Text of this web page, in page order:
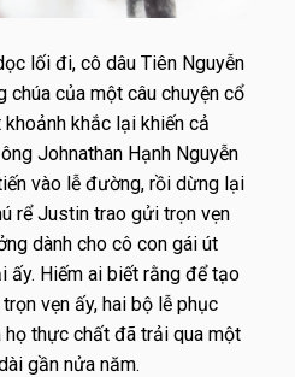
lối đi, cô dâu Tiên Nguyễn
chúa của một câu chuyện cổ
khắc lại khiến cả
Johnathan Hạnh Nguyễn
vào lễ đường, rồi dừng lại
rể Justin trao gửi trọn vẹn
dành cho cô con gái út
ấy. Hiếm ai biết rằng để tạo
vẹn ấy, hai bộ lễ phục
thực chất đã trải qua một
gần nửa năm.